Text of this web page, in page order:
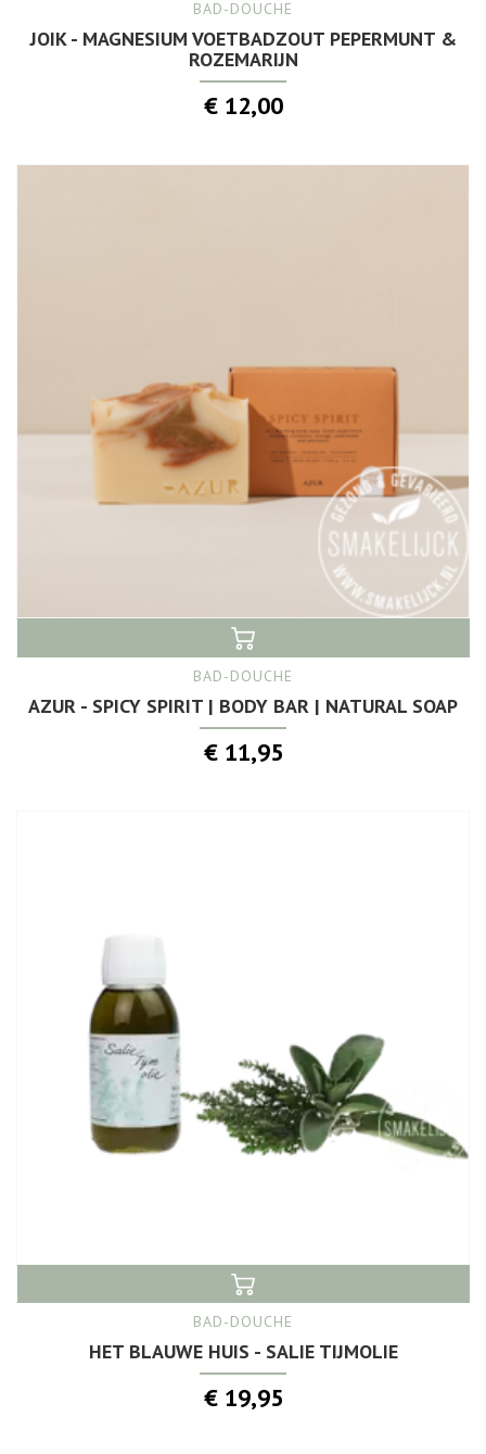
BAD-DOUCHE
JOIK - MAGNESIUM VOETBADZOUT PEPERMUNT &
ROZEMARIJN
€ 12,00
BAD-DOUCHE
AZUR - SPICY SPIRIT | BODY BAR | NATURAL SOAP
€ 11,95
BAD-DOUCHE
HET BLAUWE HUIS - SALIE TIJMOLIE
€ 19,95